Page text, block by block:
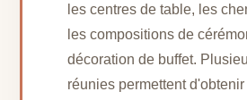
les centres de table, les
les compositions de
décoration de buffet.
réunies permettent